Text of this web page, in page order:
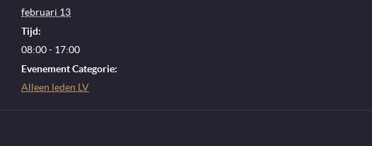
februari 13
Tijd:
08:00 - 17:00
Evenement Categorie:
Alleen leden LV